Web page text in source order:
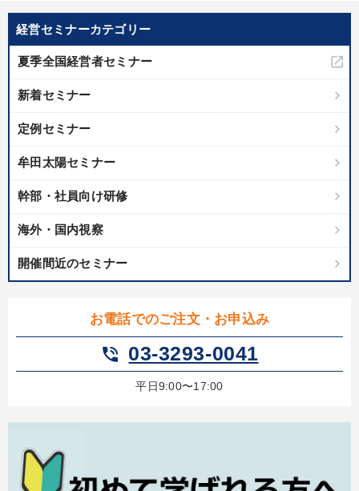
経営セミナーカテゴリー
夏季全国経営者セミナー
新着セミナー
定例セミナー
牟田太陽セミナー
幹部・社員向け研修
海外・国内視察
開催間近のセミナー
お電話でのご注文・お申込み
phone_in_talk 03-3293-0041
平日9:00〜17:00